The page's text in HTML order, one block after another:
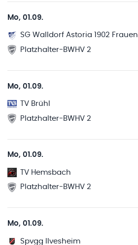
Mo, 01.09.
SG Walldorf Astoria 1902 Frauen
Platzhalter-BWHV 2
Mo, 01.09.
TV Brühl
Platzhalter-BWHV 2
Mo, 01.09.
TV Hemsbach
Platzhalter-BWHV 2
Mo, 01.09.
Spvgg Ilvesheim